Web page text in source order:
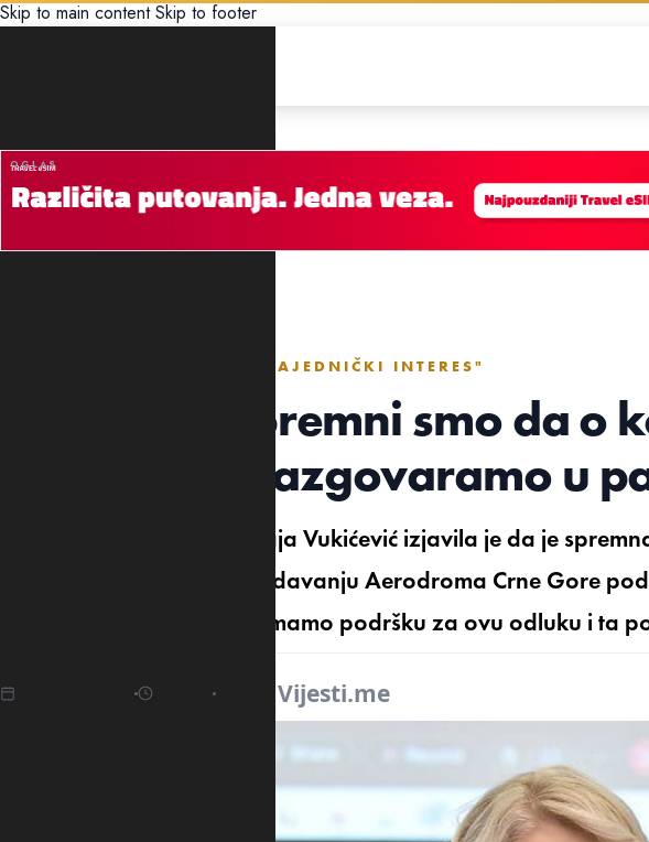
Skip to main content Skip to footer
"ODLUKA TREBA DA BUDE ZAJEDNIČKI INTERES"
Vukićević: Spremni smo da o
aerodrome razgovaramo u
Ministarka saobraćaja Maja Vukićević izjavila je da je
parlamentom o odluci o izdavanju Aerodroma Crne Gore
važno da i u parlamentu imamo podršku za ovu odluku i ta
Vijesti.me